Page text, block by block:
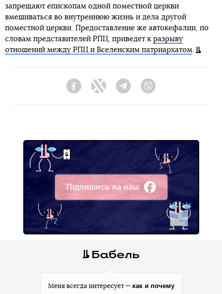
запрещают епископам одной поместной церкви
вмешиваться во внутреннюю жизнь и дела другой
поместной церкви. Предоставление же автокефалии, по
словам представителей РПЦ, приведет к разрыву
отношений между РПЦ и Вселенским патриархатом.
FacebookTwitter Telegram
Підпишись на наш
Facebook
Меня всегда интересует — как и почему